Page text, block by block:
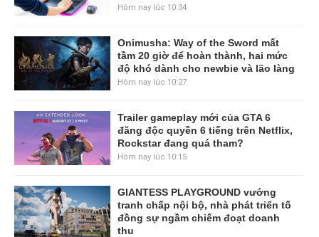
Hôm nay lúc 10:34
Onimusha: Way of the Sword mất
tầm 20 giờ để hoàn thành, hai mức
độ khó dành cho newbie và lão làng
Hôm nay lúc 10:27
Trailer gameplay mới của GTA 6
đăng độc quyền 6 tiếng trên Netflix,
Rockstar đang quá tham?
Hôm nay lúc 10:15
GIANTESS PLAYGROUND vướng
tranh chấp nội bộ, nhà phát triển tố
đồng sự ngầm chiếm đoạt doanh
thu